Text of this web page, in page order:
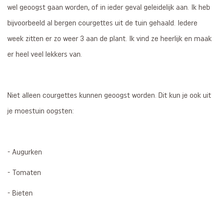
wel geoogst gaan worden, of in ieder geval geleidelijk aan. Ik heb
bijvoorbeeld al bergen courgettes uit de tuin gehaald. Iedere
week zitten er zo weer 3 aan de plant. Ik vind ze heerlijk en maak
er heel veel lekkers van.
Niet alleen courgettes kunnen geoogst worden. Dit kun je ook uit
je moestuin oogsten:
- Augurken
- Tomaten
- Bieten